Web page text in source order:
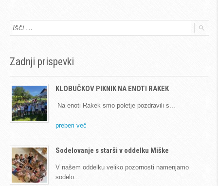
Zadnji prispevki
KLOBUČKOV PIKNIK NA ENOTI RAKEK
Na enoti Rakek smo poletje pozdravili s
preberi več
Sodelovanje s starši v oddelku Miške
V našem oddelku veliko pozornosti namenjamo
sodelo